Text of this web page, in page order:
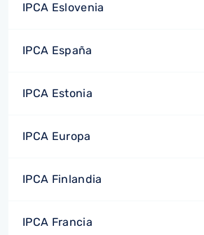
IPCA Eslovenia
IPCA España
IPCA Estonia
IPCA Europa
IPCA Finlandia
IPCA Francia